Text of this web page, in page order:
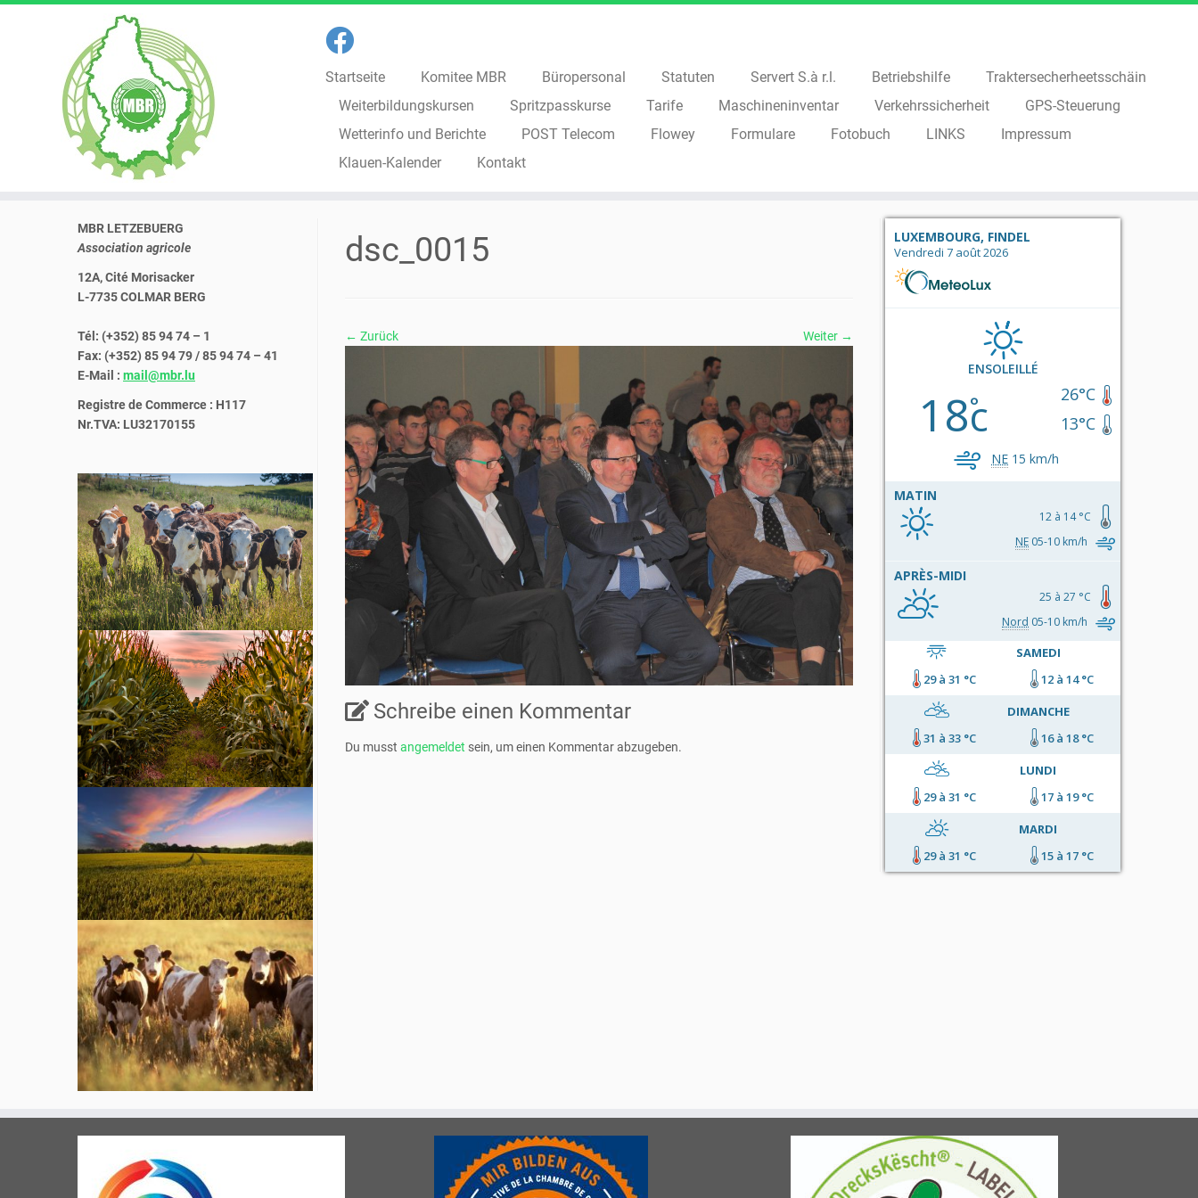
Startseite Komitee MBR Büropersonal Statuten Servert S.à r.l. Betriebshilfe
Traktersecherheetsschäin
Weiterbildungskursen
Spritzpasskurse Tarife Maschineninventar Verkehrssicherheit
GPS-Steuerung
Wetterinfo und Berichte
POST Telecom Flowey Formulare Fotobuch LINKS
Impressum
Klauen-Kalender
Kontakt
MBR LETZEBUERG
Association agricole
12A, Cité Morisacker
L-7735 COLMAR BERG
Tél: (+352) 85 94 74 – 1
Fax: (+352) 85 94 79 / 85 94 74 – 41
E-Mail : mail@mbr.lu
Registre de Commerce : H117
Nr.TVA: LU32170155
dsc_0015
← Zurück Weiter →
Schreibe einen Kommentar
Du musst angemeldet sein, um einen Kommentar abzugeben.
LUXEMBOURG, FINDEL
Vendredi 7 août 2026
ENSOLEILLÉ
26°C
13°C
18c
NE 15 km/h
MATIN
12 à 14 °C
NE 05-10 km/h
APRÈS-MIDI
25 à 27 °C
Nord 05-10 km/h
SAMEDI
29 à 31 °C
12 à 14 °C
DIMANCHE
31 à 33 °C
16 à 18 °C
LUNDI
29 à 31 °C
17 à 19 °C
MARDI
29 à 31 °C
15 à 17 °C